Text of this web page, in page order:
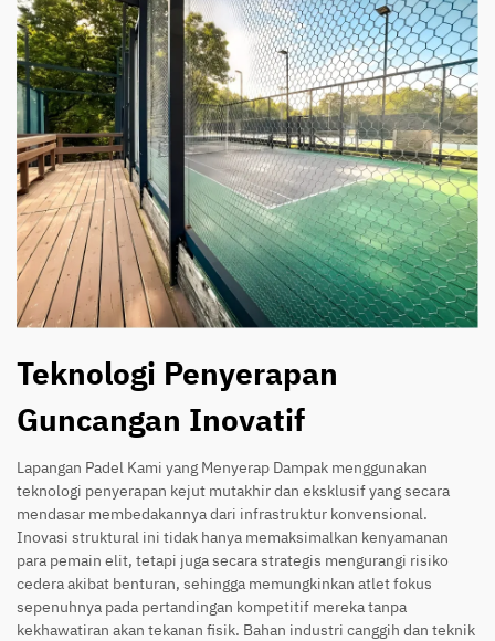
Teknologi Penyerapan
Guncangan Inovatif
Lapangan Padel Kami yang Menyerap Dampak menggunakan
teknologi penyerapan kejut mutakhir dan eksklusif yang secara
mendasar membedakannya dari infrastruktur konvensional.
Inovasi struktural ini tidak hanya memaksimalkan kenyamanan
para pemain elit, tetapi juga secara strategis mengurangi risiko
cedera akibat benturan, sehingga memungkinkan atlet fokus
sepenuhnya pada pertandingan kompetitif mereka tanpa
kekhawatiran akan tekanan fisik. Bahan industri canggih dan teknik